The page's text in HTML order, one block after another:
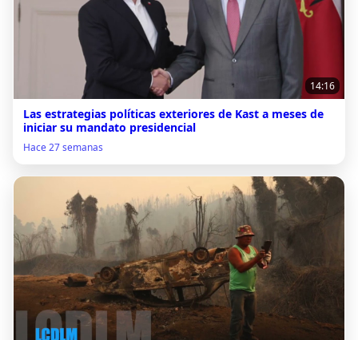
14:16
Las estrategias políticas exteriores de Kast a meses de
iniciar su mandato presidencial
Hace 27 semanas